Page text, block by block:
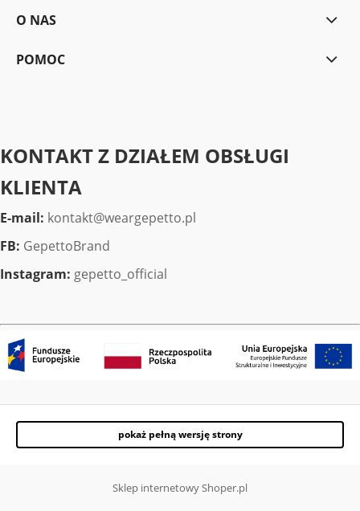
O NAS
POMOC
KONTAKT Z DZIAŁEM OBSŁUGI
KLIENTA
E-mail: kontakt@weargepetto.pl
FB: GepettoBrand
Instagram: gepetto_official
pokaż pełną wersję strony
Sklep internetowy Shoper.pl